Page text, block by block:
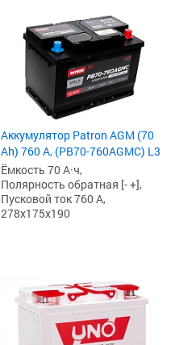
Аккумулятор Patron AGM (70
Ah) 760 А, (PB70-760AGMC) L3
Ёмкость 70 А·ч,
Полярность обратная [- +],
Пусковой ток 760 А,
278x175x190